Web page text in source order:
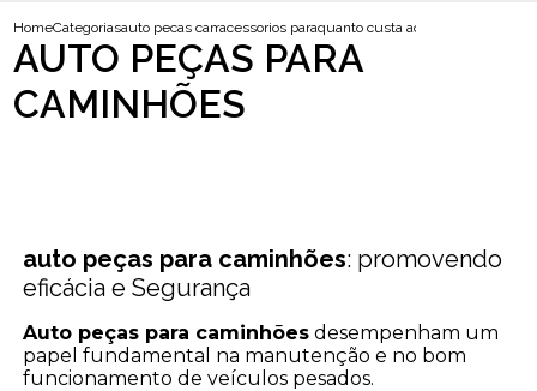
HomeCategoriasauto pecas caminhoesacessorios para caminhao belo horizonte
quanto custa acessorios para
AUTO PEÇAS PARA
CAMINHÕES
auto peças para caminhões: promovendo
eficácia e Segurança
Auto peças para caminhões desempenham um
papel fundamental na manutenção e no bom
funcionamento de veículos pesados.